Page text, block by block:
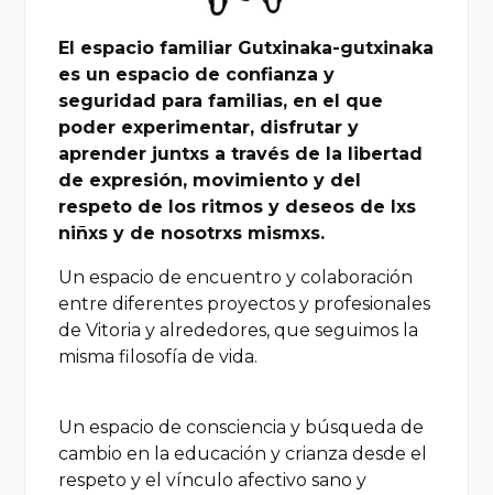
El espacio familiar Gutxinaka-gutxinaka
es un espacio de confianza y
seguridad para familias, en el que
poder experimentar, disfrutar y
aprender juntxs a través de la libertad
de expresión, movimiento y del
respeto de los ritmos y deseos de lxs
niñxs y de nosotrxs mismxs.
Un espacio de encuentro y colaboración
entre diferentes proyectos y profesionales
de Vitoria y alrededores, que seguimos la
misma filosofía de vida.
Un espacio de consciencia y búsqueda de
cambio en la educación y crianza desde el
respeto y el vínculo afectivo sano y